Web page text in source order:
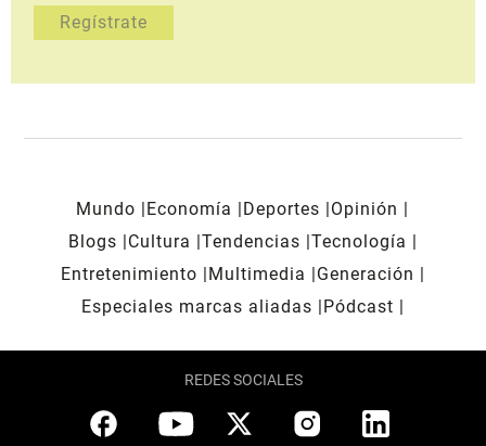
Mundo Economía Deportes
Opinión
Blogs
Cultura Tendencias Tecnología
Entretenimiento
Multimedia
Generación
Especiales marcas aliadas
Pódcast
REDES SOCIALES